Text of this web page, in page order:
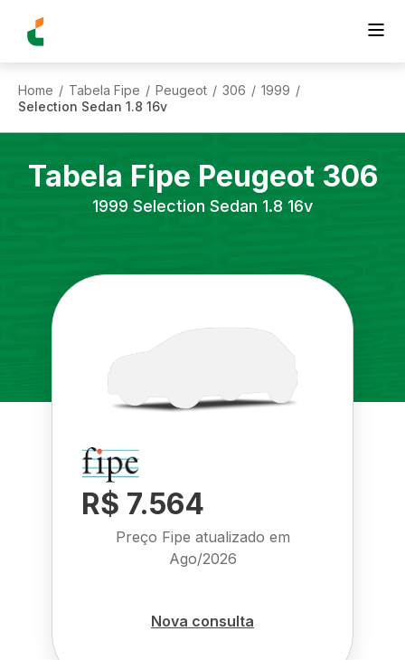
Home / Tabela Fipe / Peugeot / 306 / 1999 /
Selection Sedan 1.8 16v
Tabela Fipe Peugeot 306
1999 Selection Sedan 1.8 16v
R$ 7.564
Preço Fipe atualizado em
Ago/2026
Nova consulta